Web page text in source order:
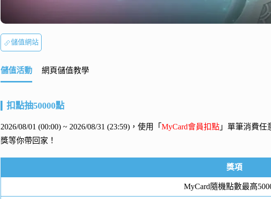
儲值網站
儲值活動 網頁儲值教學
扣點抽50000點
2026/08/01 (00:00) ~ 2026/08/31 (23:59)，使用「 MyCard會員扣點 」單筆消費任
獎等你帶回家！
獎項
MyCard隨機點數最高